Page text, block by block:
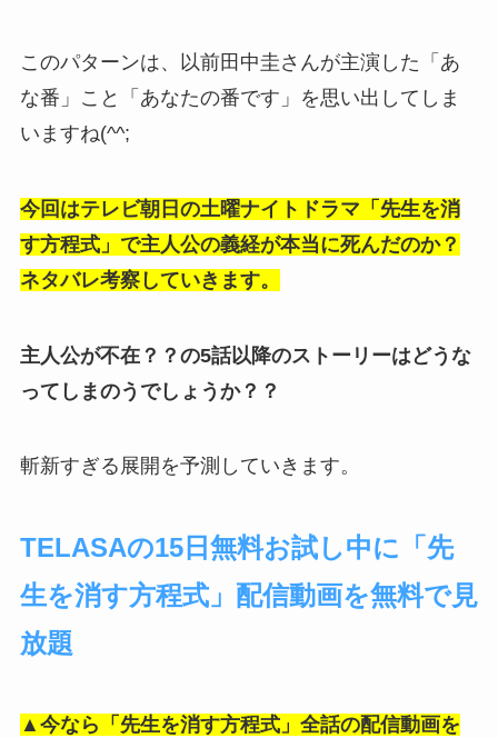
このパターンは、以前田中圭さんが主演した「あ
な番」こと「あなたの番です」を思い出してしま
いますね(^^;
今回はテレビ朝日の土曜ナイトドラマ「先生を消
す方程式」で主人公の義経が本当に死んだのか？
ネタバレ考察していきます。
主人公が不在？？の5話以降のストーリーはどうな
ってしまのうでしょうか？？
斬新すぎる展開を予測していきます。
TELASAの15日無料お試し中に「先
生を消す方程式」配信動画を無料で見
放題
▲今なら「先生を消す方程式」全話の配信動画を